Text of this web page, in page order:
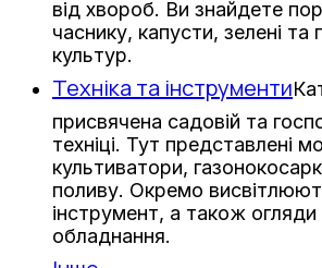
від хвороб. Ви знайдете
часнику, капусти, зелені та
культур.
Техніка та інструменти
присвячена садовій та
техніці. Тут представлені
культиватори,
поливу. Окремо
інструмент, а також огляди
обладнання.